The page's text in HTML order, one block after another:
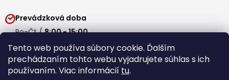
Tento web používa súbory cookie. Ďalším
prechádzaním tohto webu vyjadrujete súhlas s ich
používaním. Viac informácií tu.
Prevádzková doba
Po-Čt /8:00 - 15:00
Pá / 7:30 - 14:30
Obedňajšia prestávka /11:00 - 11:30